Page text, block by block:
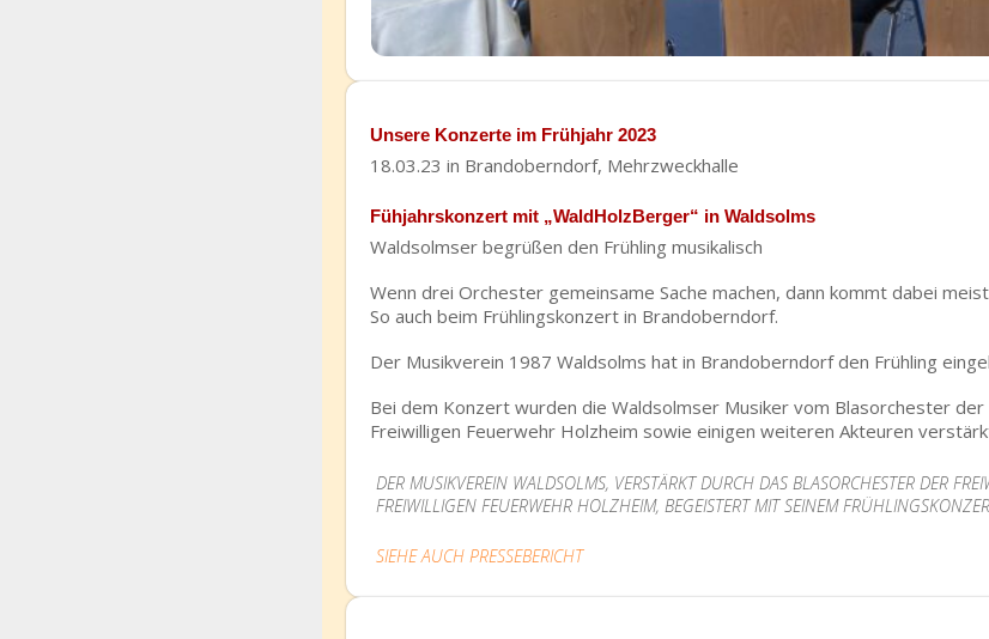
Unsere Konzerte im Frühjahr 2023
18.03.23 in Brandoberndorf, Mehrzweckhalle
Fühjahrskonzert mit „WaldHolzBerger“ in Waldsolms
Waldsolmser begrüßen den Frühling musikalisch
Wenn drei Orchester gemeinsame Sache machen, dann kommt dabei
So auch beim Frühlingskonzert in Brandoberndorf.
Der Musikverein 1987 Waldsolms hat in Brandoberndorf den Frühling
Bei dem Konzert wurden die Waldsolmser Musiker vom Blasorchester
Freiwilligen Feuerwehr Holzheim sowie einigen weiteren Akteuren
DER MUSIKVEREIN WALDSOLMS, VERSTÄRKT DURCH DAS BLASORCHESTER DER
FREIWILLIGEN FEUERWEHR HOLZHEIM, BEGEISTERT MIT SEINEM
SIEHE AUCH PRESSEBERICHT